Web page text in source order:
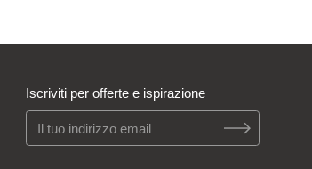
Iscriviti per offerte e ispirazione